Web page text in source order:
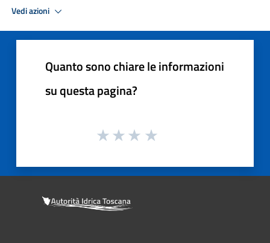
Vedi azioni
Quanto sono chiare le informazioni
su questa pagina?